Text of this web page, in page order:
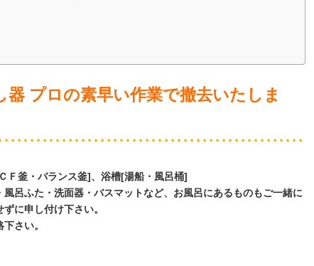
器 プロの素早い作業で撤去いたしま
Ｆ釜・バランス釜]、浴槽[湯船・風呂桶]
呂ふた・洗面器・バスマットなど、お風呂にあるものもご一緒に
に申し付け下さい。
さい。